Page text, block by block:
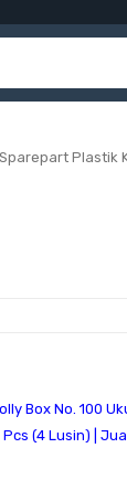
Plastik
Box No. 100
(4 Lusin) |